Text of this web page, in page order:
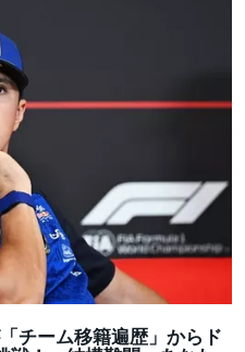
チーム移籍遍歴」からド